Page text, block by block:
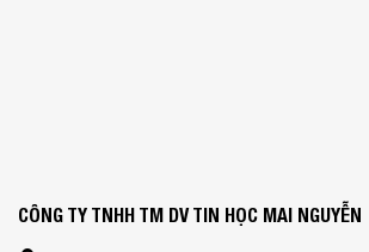
CÔNG TY TNHH TM DV TIN HỌC MAI NGUYỄN